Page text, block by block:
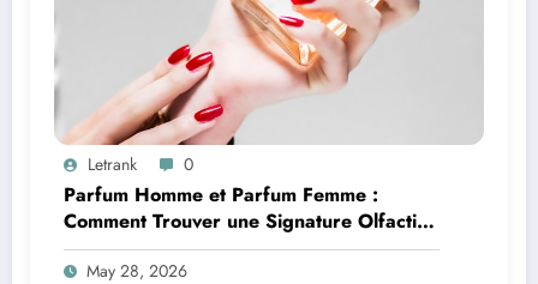
Letrank 0
Parfum Homme et Parfum Femme :
Comment Trouver une Signature Olfactive
Unique
May 28, 2026